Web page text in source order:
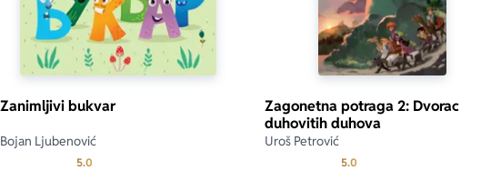
Zanimljivi bukvar
Bojan Ljubenović
5.0
Zagonetna potraga 2: Dvorac
duhovitih duhova
Uroš Petrović
5.0